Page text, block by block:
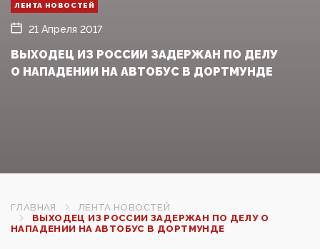
ЛЕНТА НОВОСТЕЙ
21 Апреля 2017
ВЫХОДЕЦ ИЗ РОССИИ ЗАДЕРЖАН ПО ДЕЛУ
О НАПАДЕНИИ НА АВТОБУС В ДОРТМУНДЕ‍
ГЛАВНАЯ
ЛЕНТА НОВОСТЕЙ
ВЫХОДЕЦ ИЗ РОССИИ ЗАДЕРЖАН ПО ДЕЛУ О
НАПАДЕНИИ НА АВТОБУС В ДОРТМУНДЕ‍